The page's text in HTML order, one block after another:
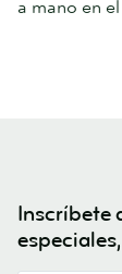
a mano en
Inscríbete